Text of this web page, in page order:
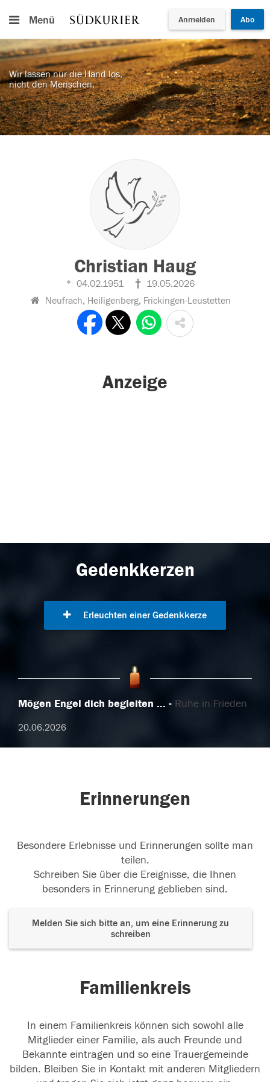
Menü Anmelden Abo
Wir lassen nur die Hand los,
nicht den Menschen.
Christian Haug
04.02.1951
19.05.2026
Neufrach, Heiligenberg, Frickingen-Leustetten
Anzeige
Gedenkkerzen
Erleuchten einer Gedenkkerze
Mögen Engel dich begleiten ... Ruhe in Frieden
20.06.2026
Erinnerungen
Besondere Erlebnisse und Erinnerungen sollte man
teilen.
Schreiben Sie über die Ereignisse, die Ihnen
besonders in Erinnerung geblieben sind.
Melden Sie sich bitte an, um eine Erinnerung zu
schreiben
Familienkreis
In einem Familienkreis können sich sowohl alle
Mitglieder einer Familie, als auch Freunde und
Bekannte eintragen und so eine Trauergemeinde
bilden. Bleiben Sie in Kontakt mit anderen Mitgliedern